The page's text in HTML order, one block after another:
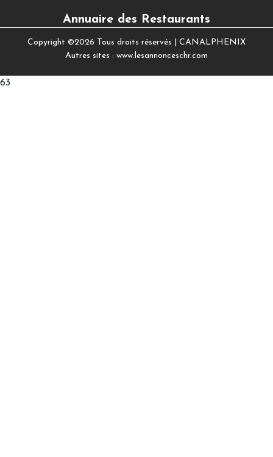
Annuaire des Restaurants
Copyright ©2026 Tous droits réservés | CANALPHENIX
Autres sites : www.lesannonceschr.com
63